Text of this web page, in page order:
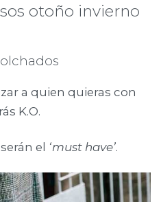
otoño invierno
a quien quieras con
K.O.
el ‘must have’.